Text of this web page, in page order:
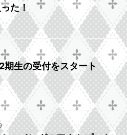
た！
期生の受付をスタート